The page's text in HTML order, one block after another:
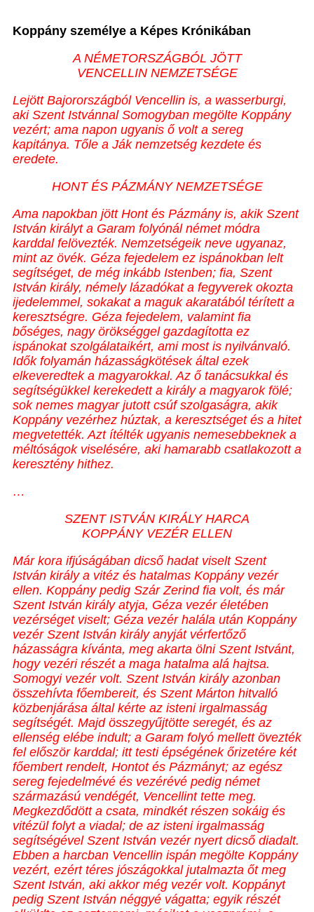
Koppány személye a Képes Krónikában
A NÉMETORSZÁGBÓL JÖTT
VENCELLIN NEMZETSÉGE
Lejött Bajorországból Vencellin is, a wasserburgi,
aki Szent Istvánnal Somogyban megölte Koppány
vezért; ama napon ugyanis ő volt a sereg
kapitánya. Tőle a Ják nemzetség kezdete és
eredete.
HONT ÉS PÁZMÁNY NEMZETSÉGE
Ama napokban jött Hont és Pázmány is, akik Szent
István királyt a Garam folyónál német módra
karddal felövezték. Nemzetségeik neve ugyanaz,
mint az övék. Géza fejedelem ez ispánokban lelt
segítséget, de még inkább Istenben; fia, Szent
István király, némely lázadókat a fegyverek okozta
ijedelemmel, sokakat a maguk akaratából térített a
keresztségre. Géza fejedelem, valamint fia
bőséges, nagy örökséggel gazdagította ez
ispánokat szolgálataikért, ami most is nyilvánvaló.
Idők folyamán házasságkötések által ezek
elkeveredtek a magyarokkal. Az ő tanácsukkal és
segítségükkel kerekedett a király a magyarok fölé;
sok nemes magyar jutott csúf szolgaságra, akik
Koppány vezérhez húztak, a keresztséget és a hitet
megvetették. Azt ítélték ugyanis nemesebbeknek a
méltóságok viselésére, aki hamarabb csatlakozott a
keresztény hithez.
…
SZENT ISTVÁN KIRÁLY HARCA
KOPPÁNY VEZÉR ELLEN
Már kora ifjúságában dicső hadat viselt Szent
István király a vitéz és hatalmas Koppány vezér
ellen. Koppány pedig Szár Zerind fia volt, és már
Szent István király atyja, Géza vezér életében
vezérséget viselt; Géza vezér halála után Koppány
vezér Szent István király anyját vérfertőző
házasságra kívánta, meg akarta ölni Szent Istvánt,
hogy vezéri részét a maga hatalma alá hajtsa.
Somogyi vezér volt. Szent István király azonban
összehívta főembereit, és Szent Márton hitvalló
közbenjárása által kérte az isteni irgalmasság
segítségét. Majd összegyűjtötte seregét, és az
ellenség elébe indult; a Garam folyó mellett övezték
fel először karddal; itt testi épségének őrizetére két
főembert rendelt, Hontot és Pázmányt; az egész
sereg fejedelmévé és vezérévé pedig német
származású vendégét, Vencellint tette meg.
Megkezdődött a csata, mindkét részen sokáig és
vitézül folyt a viadal; de az isteni irgalmasság
segítségével Szent István vezér nyert dicső diadalt.
Ebben a harcban Vencellin ispán megölte Koppány
vezért, ezért téres jószágokkal jutalmazta őt meg
Szent István, aki akkor még vezér volt. Koppányt
pedig Szent István néggyé vágatta; egyik részét